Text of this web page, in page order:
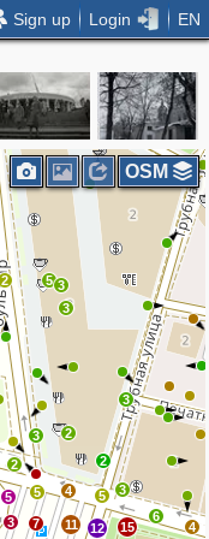
Sign up Login EN
3
7
2
5 5 4
3 2
5 3
2
3
3
3
2
4
6
2
5 3
15
12
11
OSM